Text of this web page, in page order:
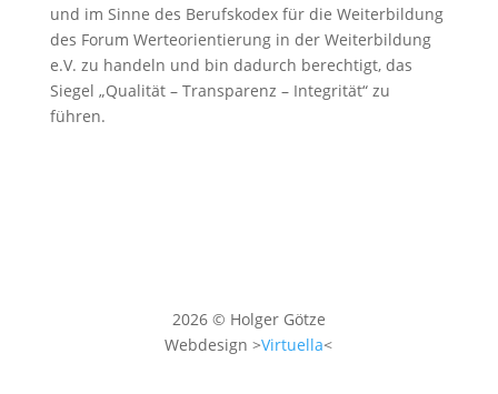
und im Sinne des Berufskodex für die Weiterbildung
des Forum Werteorientierung in der Weiterbildung
e.V. zu handeln und bin dadurch berechtigt, das
Siegel „Qualität – Transparenz – Integrität“ zu
führen.
2026 © Holger Götze
Webdesign >Virtuella<